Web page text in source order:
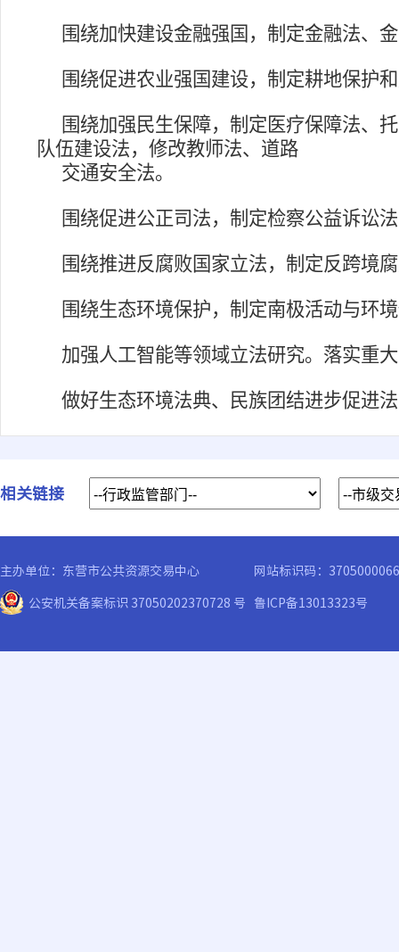
围绕加快建设金融强国，制定金融法、
围绕促进农业强国建设，制定耕地保护
围绕加强民生保障，制定医疗保障法、
队伍建设法，修改教师法、道路
交通安全法。
围绕促进公正司法，制定检察公益诉讼
围绕推进反腐败国家立法，制定反跨境
围绕生态环境保护，制定南极活动与环
加强人工智能等领域立法研究。落实重
做好生态环境法典、民族团结进步促进
相关链接
主办单位：东营市公共资源交易中心
网站标识码：3705000066
公安机关备案标识 37050202370728 号 鲁ICP备13013323号